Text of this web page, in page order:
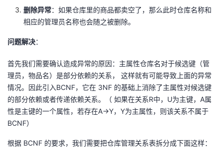
删除异常：如果仓库里的商品都卖空了，那么此时仓库名称和
相应的管理员名称也会随之被删除。
问题解决：
首先我们需要确认造成异常的原因：主属性仓库名对于候选键（管
理员，物品名）是部分依赖的关系， 这样就有可能导致上面的异常
情况。因此引入BCNF，它在 3NF 的基础上消除了主属性对候选键
的部分依赖或者传递依赖关系。（ 如果在关系R中，U为主键，A属
性是主键的一个属性，若存在A->Y，Y为主属性，则该关系不属于
BCNF）
根据 BCNF 的要求，我们需要把仓库管理关系表拆分成下面这样：